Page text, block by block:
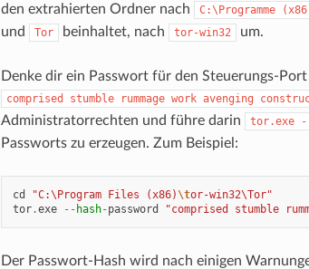
den extrahierten Ordner nach
C:\Programme
und Tor beinhaltet, nach tor-win32 um.
Denke dir ein Passwort für den Steuerungs-
comprised stumble rummage work avenging
Administratorrechten und führe darin
tor.exe
Passworts zu erzeugen. Zum Beispiel:
cd "C:\Program Files (x86)\tor-win32\Tor"
tor.exe -- hash- password "comprised stumble
Der Passwort-Hash wird nach einigen